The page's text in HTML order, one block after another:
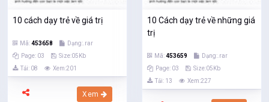
10 cách dạy trẻ về giá trị
Mã:453658
Dạng:.rar
Page: 03
Size:05Kb
Tải: 08
Xem:201
Xem
10 Cách dạy trẻ về những giá
trị
Mã:453659
Dạng:.rar
Page: 03
Size:05Kb
Tải: 13
Xem:227